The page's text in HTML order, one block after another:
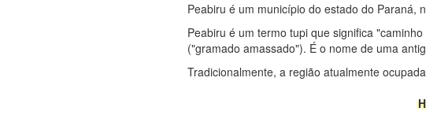
Peabiru é um município do estado do Paraná,
Peabiru é um termo tupi que significa
("gramado amassado"). É o nome de uma
Tradicionalmente, a região atualmente